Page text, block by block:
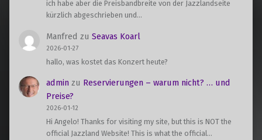
ich habe aber die Preisbandbreite von der Jazzlandseite
kürzlich abgeschrieben und…
Manfred zuSeavas Koarl
2026-01-27
hallo, was kostet das Konzert heute?
admin zu Reservierungen – warum nicht? … und
Preise?
2026-01-12
Hi Angelo! Thanks for visiting my site, but this is NOT the
official Jazzland Website! This is what the official…